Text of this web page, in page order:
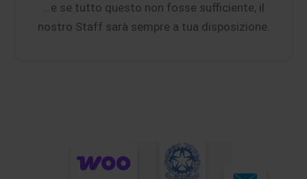
...e se tutto questo non fosse sufficiente, il
nostro Staff sarà sempre a tua disposizione.